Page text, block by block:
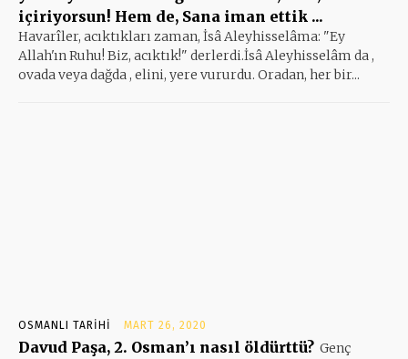
içiriyorsun! Hem de, Sana iman ettik ...
Havarîler, acıktıkları zaman, İsâ Aleyhisselâma: "Ey
Allah'ın Ruhu! Biz, acıktık!" derlerdi.İsâ Aleyhisselâm da ,
ovada veya dağda , elini, yere vururdu. Oradan, her bir...
OSMANLI TARIHI MART 26, 2020
Davud Paşa, 2. Osman’ı nasıl öldürttü? Genç